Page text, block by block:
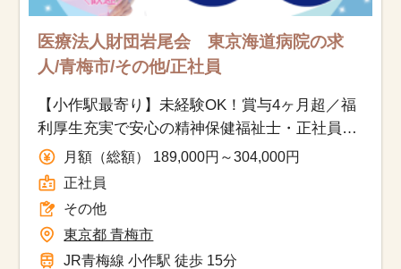
医療法人財団岩尾会 東京海道病院の求
人/青梅市/その他/正社員
【小作駅最寄り】未経験OK！賞与4ヶ月超／福
利厚生充実で安心の精神保健福祉士・正社員募
集
月額（総額） 189,000円～304,000円
正社員
その他
東京都 青梅市
JR青梅線 小作駅 徒歩 15分